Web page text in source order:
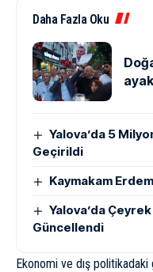
Daha Fazla Oku
Yalova’da 5
Geçirildi
Kaymakam
Yalova’da
Güncellendi
Ekonomi ve dış